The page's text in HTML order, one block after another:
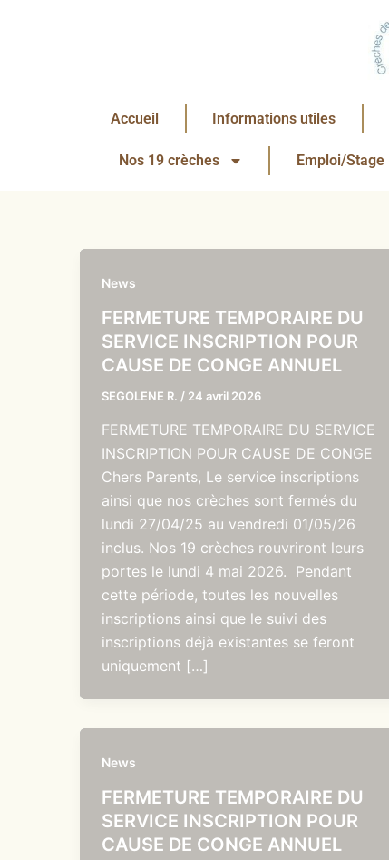
Accueil Informations utiles
Nos 19 crèches Emploi/Stage
News
FERMETURE TEMPORAIRE DU
SERVICE INSCRIPTION POUR
CAUSE DE CONGE ANNUEL
SEGOLENE R. / 24 avril 2026
FERMETURE TEMPORAIRE DU SERVICE
INSCRIPTION POUR CAUSE DE CONGE
Chers Parents, Le service inscriptions
ainsi que nos crèches sont fermés du
lundi 27/04/25 au vendredi 01/05/26
inclus. Nos 19 crèches rouvriront leurs
portes le lundi 4 mai 2026. Pendant
cette période, toutes les nouvelles
inscriptions ainsi que le suivi des
inscriptions déjà existantes se feront
uniquement […]
News
FERMETURE TEMPORAIRE DU
SERVICE INSCRIPTION POUR
CAUSE DE CONGE ANNUEL